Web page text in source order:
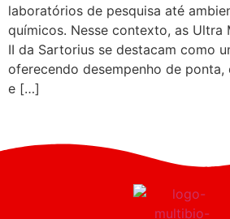
laboratórios de pesquisa até
químicos. Nesse contexto, as Ultra
II da Sartorius se destacam como
oferecendo desempenho de ponta,
e […]